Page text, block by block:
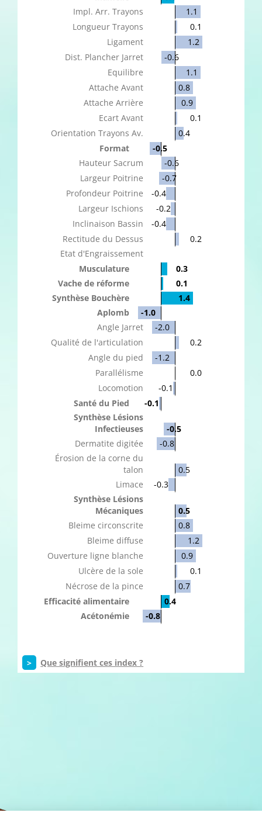
Impl. Arr. Trayons
1.1
Longueur Trayons
0.1
Ligament
1.2
Dist. Plancher Jarret
-0.6
Equilibre
1.1
Attache Avant
0.8
Attache Arrière
0.9
Ecart Avant
0.1
Orientation Trayons Av.
0.4
Format
-0.5
Hauteur Sacrum
-0.6
Largeur Poitrine
-0.7
Profondeur Poitrine
-0.4
Largeur Ischions
-0.2
Inclinaison Bassin
-0.4
Rectitude du Dessus
0.2
Etat d'Engraissement
Musculature
0.3
Vache de réforme
0.1
Synthèse Bouchère
1.4
Aplomb
-1.0
Angle Jarret
-2.0
Qualité de l'articulation
0.2
Angle du pied
-1.2
Parallélisme
0.0
Locomotion
-0.1
Santé du Pied
-0.1
Synthèse Lésions
Infectieuses
-0.5
Dermatite digitée
-0.8
Érosion de la corne du
talon
0.5
Limace
-0.3
Synthèse Lésions
Mécaniques
0.5
Bleime circonscrite
0.8
Bleime diffuse
1.2
Ouverture ligne blanche
0.9
Ulcère de la sole
0.1
Nécrose de la pince
0.7
Efficacité alimentaire
0.4
Acétonémie
-0.8
> Que signifient ces index ?